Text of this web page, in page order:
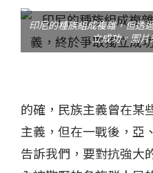
印尼的種族組成複雜，但透
立成功。圖
的確，民族主義曾在某
主義，但在一戰後，亞
告訴我們，要對抗強大